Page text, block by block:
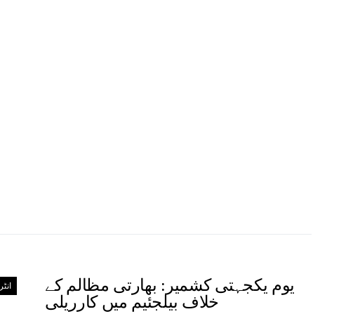
یوم یکجہتی کشمیر: بھارتی مظالم کے
خلاف بیلجئیم میں کارریلی